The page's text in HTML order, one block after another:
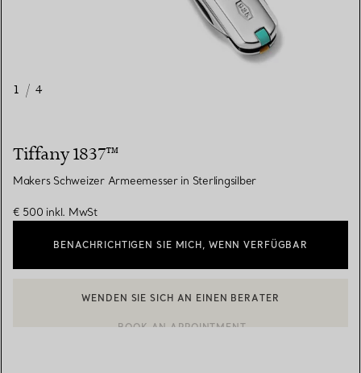
1 / 4
Tiffany 1837™
Makers Schweizer Armeemesser in Sterlingsilber
€ 500 inkl. MwSt
BENACHRICHTIGEN SIE MICH, WENN VERFÜGBAR